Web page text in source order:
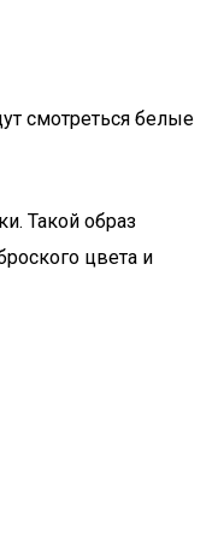
смотреться белые
Такой образ
цвета и